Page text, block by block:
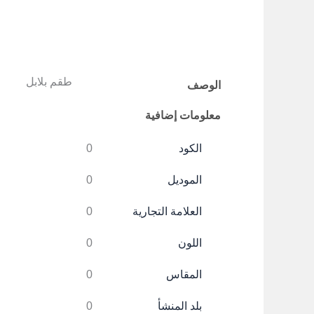
الوصف
معلومات إضافية
طقم بلابل
الكود 0
الموديل 0
العلامة التجارية 0
اللون 0
المقاس 0
بلد المنشأ 0